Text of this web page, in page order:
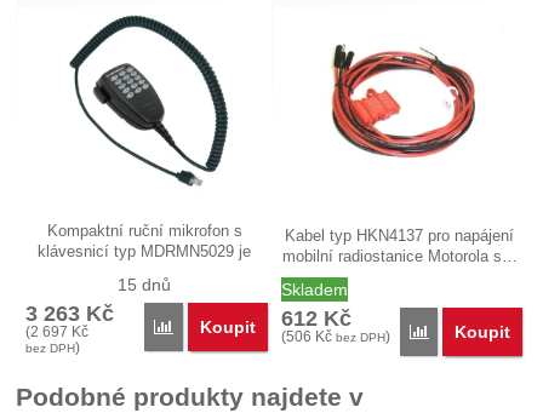
Kompaktní ruční mikrofon s
klávesnicí typ MDRMN5029 je
15 dnů
3 263 Kč
(2 697 Kč
bez DPH)
Porovnat
Koupit
Kabel typ HKN4137 pro napájení
mobilní radiostanice Motorola s…
Skladem
612 Kč
(506 Kč bez DPH) Porovnat
Koupit
Podobné produkty najdete v